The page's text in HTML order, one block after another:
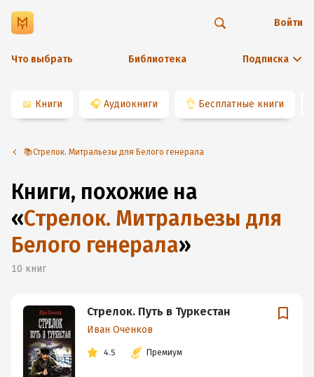
Что выбрать Библиотека Подписка
Войти
📖 Книги 🎧 Аудиокниги 👌 Бесплатные книги
📚Стрелок. Митральезы для Белого генерала
Книги, похожие на
«Стрелок. Митральезы для
Белого генерала»
10 книг
Стрелок. Путь в Туркестан
Иван Оченков
4.5 Премиум